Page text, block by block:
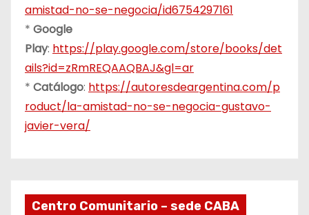
amistad-no-se-negocia/id6754297161
* Google
Play: https://play.google.com/store/books/det
ails?id=zRmREQAAQBAJ&gl=ar
* Catálogo: https://autoresdeargentina.com/p
roduct/la-amistad-no-se-negocia-gustavo-
javier-vera/
Centro Comunitario – sede CABA